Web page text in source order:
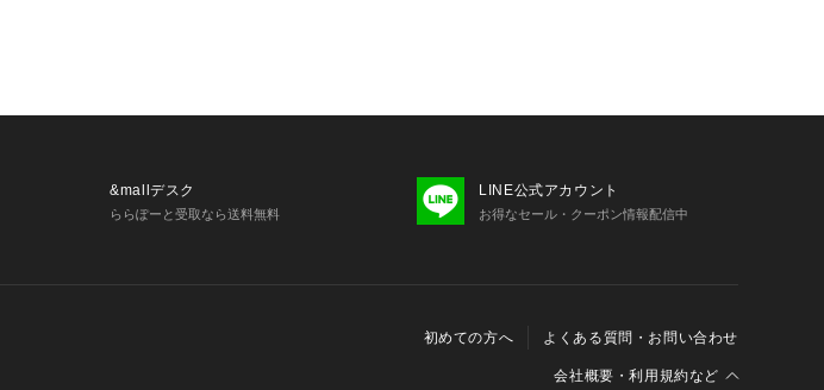
&mallデスク
ららぽーと受取なら送料無料
LINE公式アカウント
お得なセール・クーポン情報配信中
初めての方へ よくある質問・お問い合わせ
会社概要・利用規約など